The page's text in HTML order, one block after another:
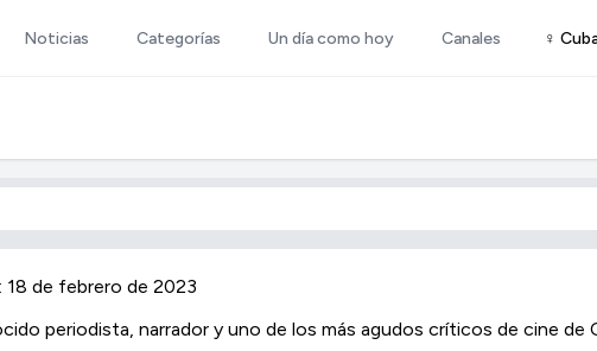
Noticias Categorías Un día como hoy Canales ♀
18 de febrero de 2023
periodista, narrador y uno de los más agudos críticos de cine de